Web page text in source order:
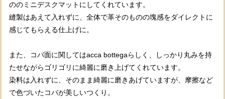
ののミニデスクマットにしてくれています。
縫製はあえて入れずに、全体で革そのものの塊感をダイレクトに
感じてもらえる仕上げに。
また、コバ面に関してはacca bottegaらしく、しっかり丸みを持
たせながらゴリゴリに綺麗に磨き上げてくれています。
染料は入れずに、そのまま綺麗に磨きあげていますが、摩擦など
で色づいたコバが美しいつくり。